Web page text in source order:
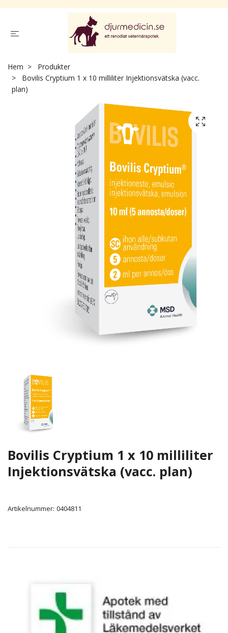
Hem
Produkter
Bovilis Cryptium 1 x 10 milliliter Injektionsvätska (vacc.
plan)
Bovilis Cryptium 1 x 10 milliliter
Injektionsvätska (vacc. plan)
Artikelnummer: 0404811